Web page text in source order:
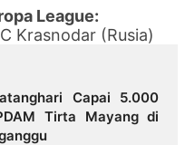
League:
Krasnodar (Rusia)
Capai 5.000
Tirta Mayang di